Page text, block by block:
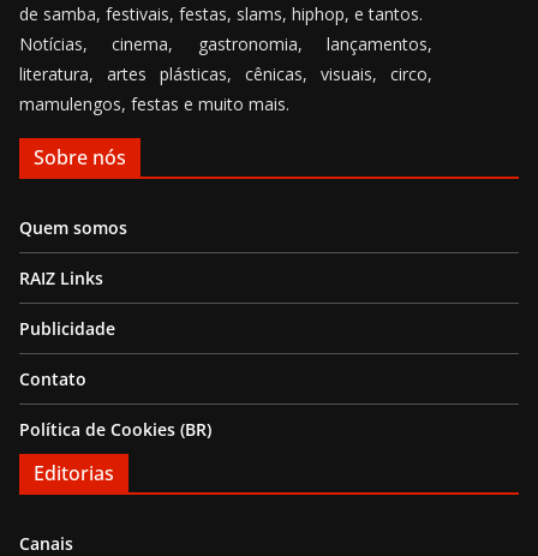
de samba, festivais, festas, slams, hiphop, e tantos.
Notícias, cinema, gastronomia, lançamentos,
literatura, artes plásticas, cênicas, visuais, circo,
mamulengos, festas e muito mais.
Sobre nós
Quem somos
RAIZ Links
Publicidade
Contato
Política de Cookies (BR)
Editorias
Canais